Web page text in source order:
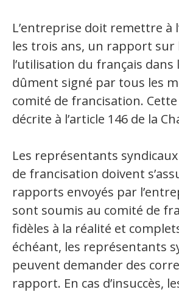
Expressions et jeux de lettres
Vidéos
Revue de presse
Langue du travail
Recueil de bonnes pratiques
Secteurs d'activité
Hébergement et restauration
Plastiques et composites
L’entreprise doit remettre à
les trois ans, un rapport sur
l’utilisation du français dans
dûment signé par tous les
comité de francisation.
décrite à l’article 146 de la
Les représentants
de francisation doivent
rapports envoyés par
sont soumis au comité de
fidèles à la réalité et
échéant, les représentants
peuvent demander des
rapport. En cas d’insuccès,